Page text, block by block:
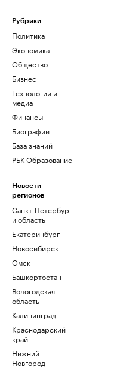
Рубрики
Политика
Экономика
Общество
Бизнес
Технологии и
медиа
Финансы
Биографии
База знаний
РБК Образование
Новости
регионов
Санкт-Петербург
и область
Екатеринбург
Новосибирск
Омск
Башкортостан
Вологодская
область
Калининград
Краснодарский
край
Нижний
Новгород